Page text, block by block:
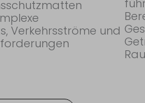
Verkehrsströme und